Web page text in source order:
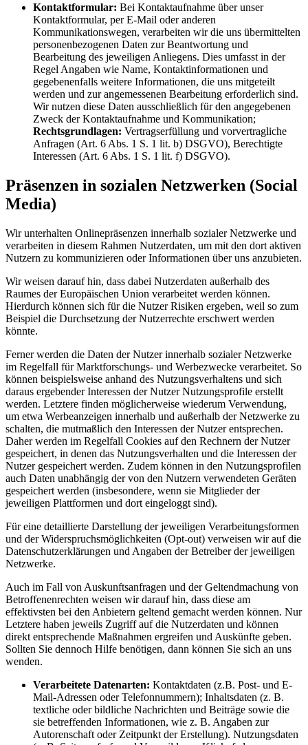
Kontaktformular: Bei Kontaktaufnahme über unser
Kontaktformular, per E-Mail oder anderen
Kommunikationswegen, verarbeiten wir die uns übermittelten
personenbezogenen Daten zur Beantwortung und
Bearbeitung des jeweiligen Anliegens. Dies umfasst in der
Regel Angaben wie Name, Kontaktinformationen und
gegebenenfalls weitere Informationen, die uns mitgeteilt
werden und zur angemessenen Bearbeitung erforderlich sind.
Wir nutzen diese Daten ausschließlich für den angegebenen
Zweck der Kontaktaufnahme und Kommunikation;
Rechtsgrundlagen: Vertragserfüllung und vorvertragliche
Anfragen (Art. 6 Abs. 1 S. 1 lit. b) DSGVO), Berechtigte
Interessen (Art. 6 Abs. 1 S. 1 lit. f) DSGVO).
Präsenzen in sozialen Netzwerken (Social
Media)
Wir unterhalten Onlinepräsenzen innerhalb sozialer Netzwerke und
verarbeiten in diesem Rahmen Nutzerdaten, um mit den dort aktiven
Nutzern zu kommunizieren oder Informationen über uns anzubieten.
Wir weisen darauf hin, dass dabei Nutzerdaten außerhalb des
Raumes der Europäischen Union verarbeitet werden können.
Hierdurch können sich für die Nutzer Risiken ergeben, weil so zum
Beispiel die Durchsetzung der Nutzerrechte erschwert werden
könnte.
Ferner werden die Daten der Nutzer innerhalb sozialer Netzwerke
im Regelfall für Marktforschungs- und Werbezwecke verarbeitet. So
können beispielsweise anhand des Nutzungsverhaltens und sich
daraus ergebender Interessen der Nutzer Nutzungsprofile erstellt
werden. Letztere finden möglicherweise wiederum Verwendung,
um etwa Werbeanzeigen innerhalb und außerhalb der Netzwerke zu
schalten, die mutmaßlich den Interessen der Nutzer entsprechen.
Daher werden im Regelfall Cookies auf den Rechnern der Nutzer
gespeichert, in denen das Nutzungsverhalten und die Interessen der
Nutzer gespeichert werden. Zudem können in den Nutzungsprofilen
auch Daten unabhängig der von den Nutzern verwendeten Geräten
gespeichert werden (insbesondere, wenn sie Mitglieder der
jeweiligen Plattformen und dort eingeloggt sind).
Für eine detaillierte Darstellung der jeweiligen Verarbeitungsformen
und der Widerspruchsmöglichkeiten (Opt-out) verweisen wir auf die
Datenschutzerklärungen und Angaben der Betreiber der jeweiligen
Netzwerke.
Auch im Fall von Auskunftsanfragen und der Geltendmachung von
Betroffenenrechten weisen wir darauf hin, dass diese am
effektivsten bei den Anbietern geltend gemacht werden können. Nur
Letztere haben jeweils Zugriff auf die Nutzerdaten und können
direkt entsprechende Maßnahmen ergreifen und Auskünfte geben.
Sollten Sie dennoch Hilfe benötigen, dann können Sie sich an uns
wenden.
Verarbeitete Datenarten: Kontaktdaten (z.B. Post- und E-
Mail-Adressen oder Telefonnummern); Inhaltsdaten (z. B.
textliche oder bildliche Nachrichten und Beiträge sowie die
sie betreffenden Informationen, wie z. B. Angaben zur
Autorenschaft oder Zeitpunkt der Erstellung). Nutzungsdaten